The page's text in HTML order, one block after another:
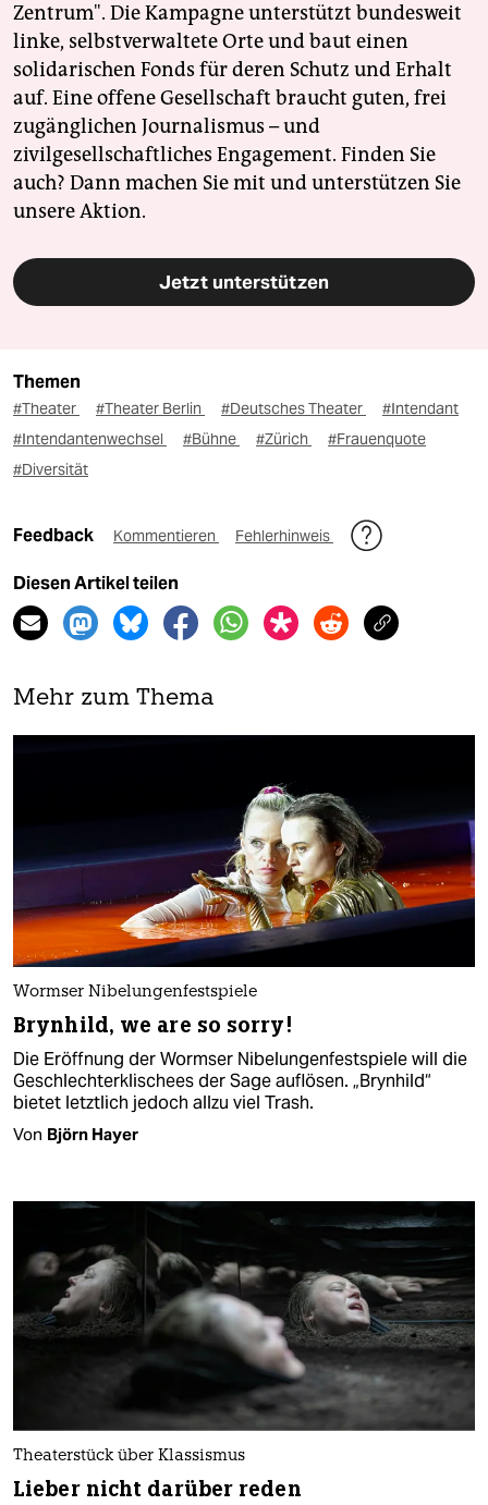
Zentrum". Die Kampagne unterstützt bundesweit
linke, selbstverwaltete Orte und baut einen
solidarischen Fonds für deren Schutz und Erhalt
auf. Eine offene Gesellschaft braucht guten, frei
zugänglichen Journalismus – und
zivilgesellschaftliches Engagement. Finden Sie
auch? Dann machen Sie mit und unterstützen Sie
unsere Aktion.
Jetzt unterstützen
Themen
#Theater #Theater Berlin #Deutsches Theater
#Intendant
#Intendantenwechsel
#Bühne #Zürich
#Frauenquote
#Diversität
Feedback Kommentieren Fehlerhinweis
Diesen Artikel teilen
Mehr zum Thema
Wormser Nibelungenfestspiele
Brynhild, we are so sorry!
Die Eröffnung der Wormser Nibelungenfestspiele will die
Geschlechterklischees der Sage auflösen. „Brynhild“
bietet letztlich jedoch allzu viel Trash.
Von Björn Hayer
Theaterstück über Klassismus
Lieber nicht darüber reden